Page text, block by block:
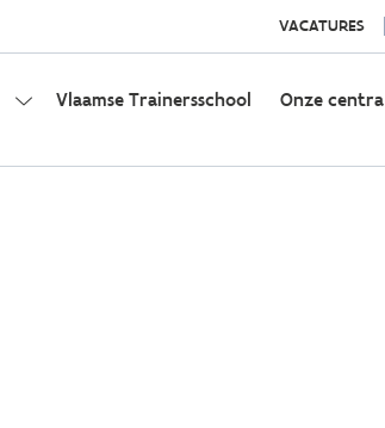
VACATURES
Vlaamse Trainersschool Onze centra